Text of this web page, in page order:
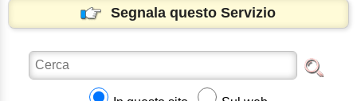
Segnala questo Servizio